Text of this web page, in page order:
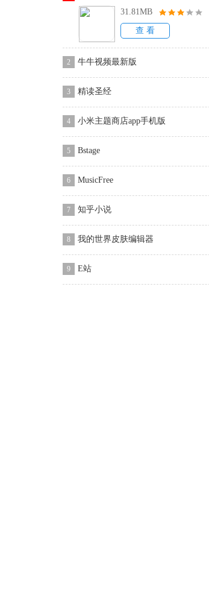
31.81MB
查 看
2 牛牛视频最新版
3 精读圣经
4 小米主题商店app手机版
5 Bstage
6 MusicFree
7 知乎小说
8 我的世界皮肤编辑器
9 E站